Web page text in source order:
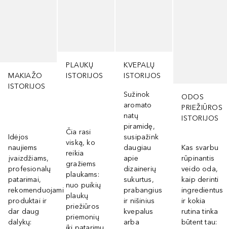
MAKIAŽO
ISTORIJOS
Idėjos
naujiems
įvaizdžiams,
profesionalų
patarimai,
rekomenduojami
produktai ir
dar daug
dalykų:
PLAUKŲ
ISTORIJOS
Čia rasi
viską, ko
reikia
gražiems
plaukams:
nuo puikių
plaukų
priežiūros
priemonių
KVEPALŲ
ISTORIJOS
Sužinok
aromato
natų
piramidę,
susipažink
daugiau
apie
dizainerių
sukurtus,
prabangius
ir nišinius
kvepalus
arba
ODOS
PRIEŽIŪROS
ISTORIJOS
Kas svarbu
rūpinantis
veido oda,
kaip derinti
ingredientus
ir kokia
rutina tinka
būtent tau: